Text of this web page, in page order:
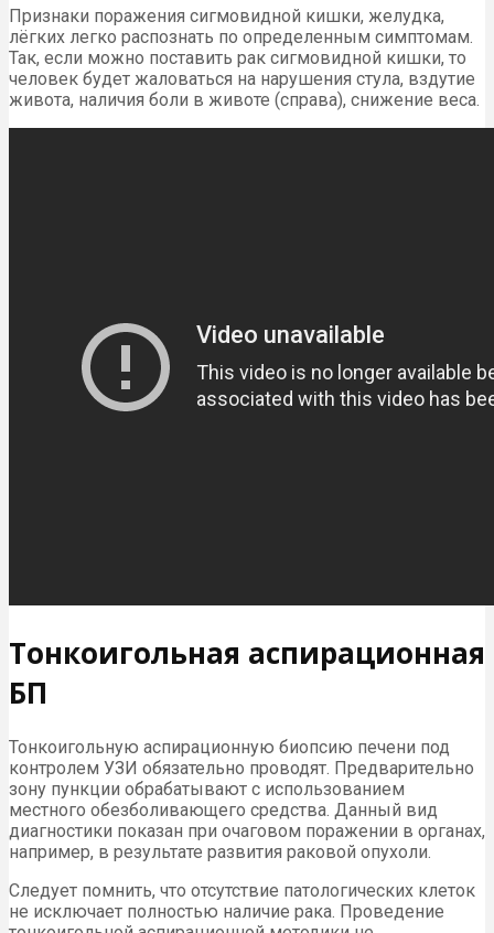
Признаки поражения сигмовидной кишки, желудка,
лёгких легко распознать по определенным симптомам.
Так, если можно поставить рак сигмовидной кишки, то
человек будет жаловаться на нарушения стула, вздутие
живота, наличия боли в животе (справа), снижение веса.
Тонкоигольная аспирационная
БП
Тонкоигольную аспирационную биопсию печени под
контролем УЗИ обязательно проводят. Предварительно
зону пункции обрабатывают с использованием
местного обезболивающего средства. Данный вид
диагностики показан при очаговом поражении в органах,
например, в результате развития раковой опухоли.
Следует помнить, что отсутствие патологических клеток
не исключает полностью наличие рака. Проведение